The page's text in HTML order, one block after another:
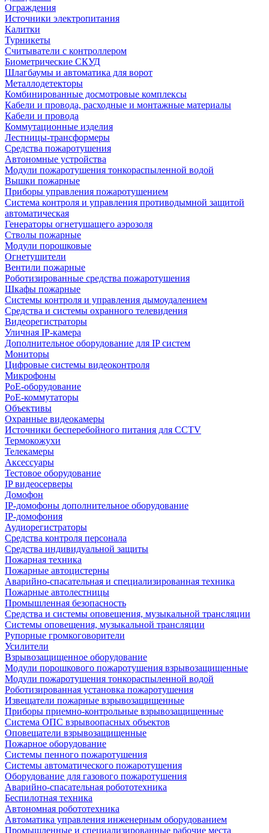
Ограждения
Источники электропитания
Калитки
Турникеты
Считыватели с контроллером
Биометрические СКУД
Шлагбаумы и автоматика для ворот
Металлодетекторы
Комбинированные досмотровые комплексы
Кабели и провода, расходные и монтажные материалы
Кабели и провода
Коммутационные изделия
Лестницы-трансформеры
Средства пожаротушения
Автономные устройства
Модули пожаротушения тонкораспыленной водой
Вышки пожарные
Приборы управления пожаротушением
Система контроля и управления противодымной защитой
автоматическая
Генераторы огнетушащего аэрозоля
Стволы пожарные
Модули порошковые
Огнетушители
Вентили пожарные
Роботизированные средства пожаротушения
Шкафы пожарные
Системы контроля и управления дымоудалением
Средства и системы охранного телевидения
Видеорегистраторы
Уличная IP-камера
Дополнительное оборудование для IP систем
Мониторы
Цифровые системы видеоконтроля
Микрофоны
PoE-оборудование
PoE-коммутаторы
Объективы
Охранные видеокамеры
Источники бесперебойного питания для CCTV
Термокожухи
Телекамеры
Аксессуары
Тестовое оборудование
IP видеосерверы
Домофон
IP-домофоны дополнительное оборудование
IP-домофония
Аудиорегистраторы
Средства контроля персонала
Средства индивидуальной защиты
Пожарная техника
Пожарные автоцистерны
Аварийно-спасательная и специализированная техника
Пожарные автолестницы
Промышленная безопасность
Средства и системы оповещения, музыкальной трансляции
Системы оповещения, музыкальной трансляции
Рупорные громкоговорители
Усилители
Взрывозащищенное оборудование
Модули порошкового пожаротушения взрывозащищенные
Модули пожаротушения тонкораспыленной водой
Роботизированная установка пожаротушения
Извещатели пожарные взрывозащищенные
Приборы приемно-контрольные взрывозащищенные
Система ОПС взрывоопасных объектов
Оповещатели взрывозащищенные
Пожарное оборудование
Системы пенного пожаротушения
Системы автоматического пожаротушения
Оборудование для газового пожаротушения
Аварийно-спасательная робототехника
Беспилотная техника
Автономная робототехника
Автоматика управления инженерным оборудованием
Промышленные и специализированные рабочие места